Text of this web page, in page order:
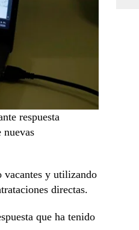
respuesta
nuevas
vacantes y utilizando
directas.
que ha tenido